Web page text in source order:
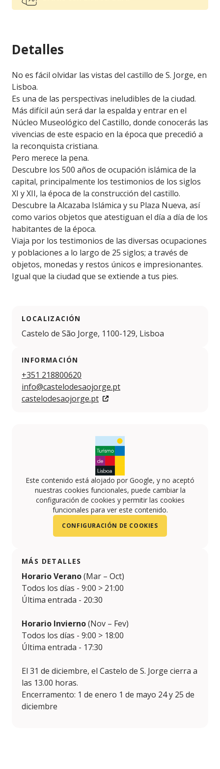
Detalles
No es fácil olvidar las vistas del castillo de S. Jorge, en
Lisboa.
Es una de las perspectivas ineludibles de la ciudad.
Más difícil aún será dar la espalda y entrar en el
Núcleo Museológico del Castillo, donde conocerás las
vivencias de este espacio en la época que precedió a
la reconquista cristiana.
Pero merece la pena.
Descubre los 500 años de ocupación islámica de la
capital, principalmente los testimonios de los siglos
XI y XII, la época de la construcción del castillo.
Descubre la Alcazaba Islámica y su Plaza Nueva, así
como varios objetos que atestiguan el día a día de los
habitantes de la época.
Viaja por los testimonios de las diversas ocupaciones
y poblaciones a lo largo de 25 siglos; a través de
objetos, monedas y restos únicos e impresionantes.
Igual que la ciudad que se extiende a tus pies.
LOCALIZACIÓN
Castelo de São Jorge, 1100-129, Lisboa
INFORMACIÓN
+351 218800620
info@castelodesaojorge.pt
castelodesaojorge.pt
Este contenido está alojado por Google, y no aceptó
nuestras cookies funcionales, puede cambiar la
configuración de cookies y permitir las cookies
funcionales para ver este contenido.
CONFIGURACIÓN DE COOKIES
MÁS DETALLES
Horario Verano(Mar – Oct)
Todos los días - 9:00 > 21:00
Última entrada - 20:30
Horario Invierno(Nov – Fev)
Todos los días - 9:00 > 18:00
Última entrada - 17:30
El 31 de diciembre, el Castelo de S. Jorge cierra a
las 13.00 horas.
Encerramento: 1 de enero 1 de mayo 24 y 25 de
diciembre